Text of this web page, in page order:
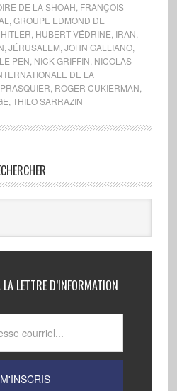
DE LA SHOAH FRANÇOIS
GROUPE EDMOND DE
HITLER HUBERT VÉDRINE IRAN
JÉRUSALEM JOHN GALLIANO,
PEN NICK GRIFFIN NICOLAS
DE LA
ROGER CUKIERMAN
THILO SARRAZIN
LETTRE D’INFORMATION